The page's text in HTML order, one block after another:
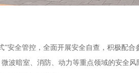
全管控，全面开展安全自查，积极配合
波暗室、消防、动力等重点领域的安全